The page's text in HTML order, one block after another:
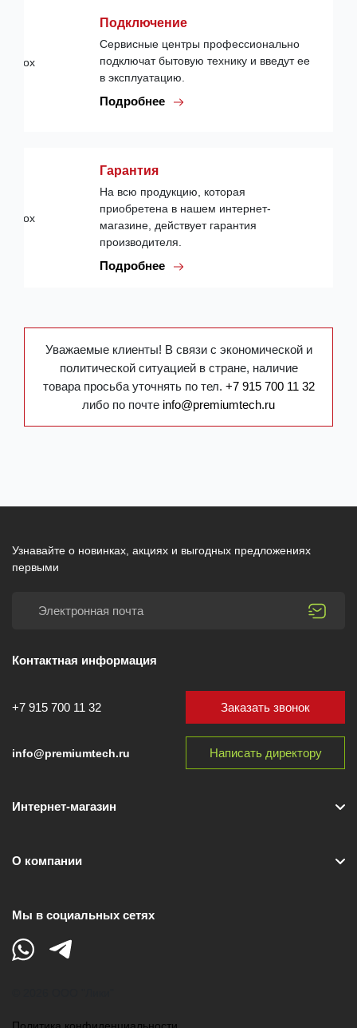
Подключение
Сервисные центры профессионально
подключат бытовую технику и введут ее
в эксплуатацию.
Подробнее
Гарантия
На всю продукцию, которая
приобретена в нашем интернет-
магазине, действует гарантия
производителя.
Подробнее
Уважаемые клиенты! В связи с экономической и
политической ситуацией в стране, наличие
товара просьба уточнять по тел. +7 915 700 11 32
либо по почте info@premiumtech.ru
Узнавайте о новинках, акциях и выгодных предложениях
первыми
Контактная информация
+7 915 700 11 32
info@premiumtech.ru
Заказать звонок
Написать директору
Интернет-магазин
О компании
Мы в социальных сетях